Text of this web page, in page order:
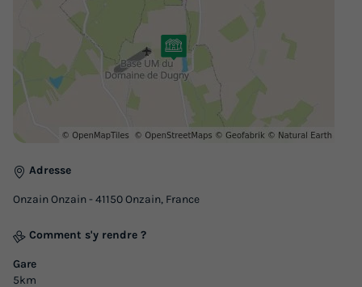
269,50 €
Prix de comparaison
-30%
Voir les logements
Adresse
Onzain Onzain - 41150 Onzain, France
Comment s'y rendre ?
Gare
5km